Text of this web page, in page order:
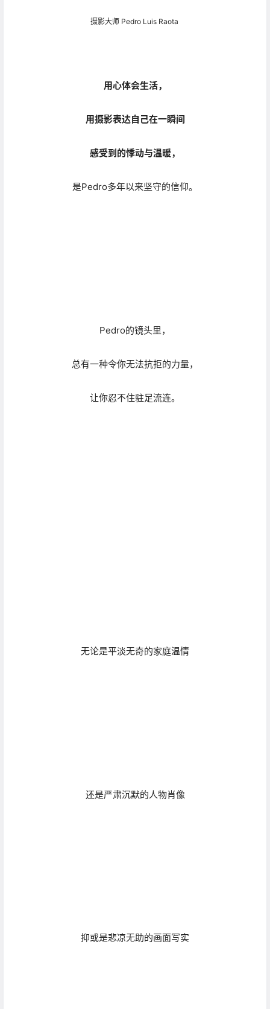
摄影大师 Pedro Luis Raota
用心体会生活，
用摄影表达自己在一瞬间
感受到的悸动与温暖，
是Pedro多年以来坚守的信仰。
Pedro的镜头里，
总有一种令你无法抗拒的力量，
让你忍不住驻足流连。